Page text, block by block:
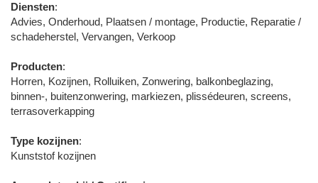
Diensten:
Advies, Onderhoud, Plaatsen / montage, Productie, Reparatie /
schadeherstel, Vervangen, Verkoop
Producten:
Horren, Kozijnen, Rolluiken, Zonwering, balkonbeglazing,
binnen-, buitenzonwering, markiezen, plissédeuren, screens,
terrasoverkapping
Type kozijnen:
Kunststof kozijnen